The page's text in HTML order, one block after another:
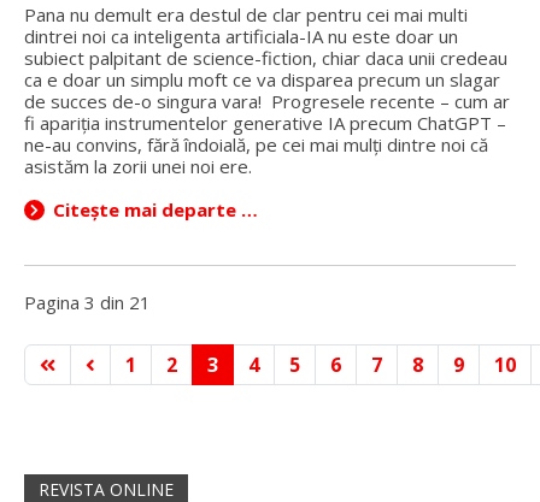
Pana nu demult era destul de clar pentru cei mai multi
dintrei noi ca inteligenta artificiala-IA nu este doar un
subiect palpitant de science-fiction, chiar daca unii credeau
ca e doar un simplu moft ce va disparea precum un slagar
de succes de-o singura vara! Progresele recente – cum ar
fi apariția instrumentelor generative IA precum ChatGPT –
ne-au convins, fără îndoială, pe cei mai mulți dintre noi că
asistăm la zorii unei noi ere.
Citește mai departe …
Pagina 3 din 21
1 2 3 4 5 6 7 8 9 10
REVISTA ONLINE